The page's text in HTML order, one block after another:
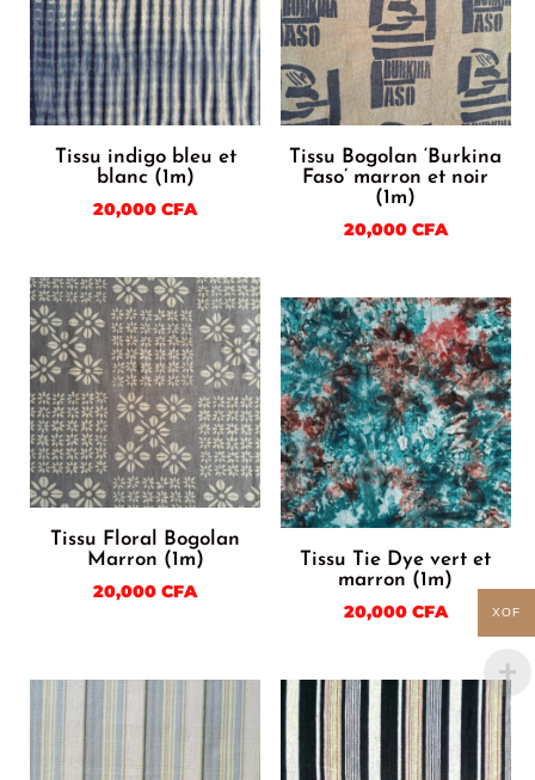
Tissu indigo bleu et
blanc (1m)
20,000CFA
Tissu Bogolan ‘Burkina
Faso’ marron et noir
(1m)
20,000 CFA
Tissu Floral Bogolan
Marron (1m)
20,000CFA
Tissu Tie Dye vert et
marron (1m)
20,000 CFA XOF